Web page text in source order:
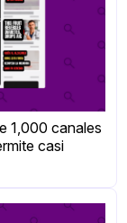
1,000 canales
casi